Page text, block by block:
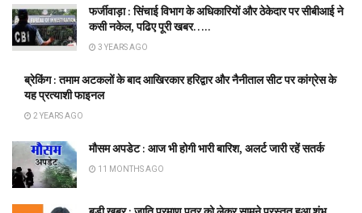
फर्जीवाड़ा : सिंचाई विभाग के अधिकारियों और ठेकेदार पर सीबीआई ने
कसी नकेल, पढिए पूरी खबर…..
3 YEARS AGO
ब्रेकिंग : तमाम अटकलों के बाद आखिरकार हरिद्वार और नैनीताल सीट पर कांग्रेस के
यह प्रत्याशी फाइनल
2 YEARS AGO
मौसम अपडेट : आज भी होगी भारी बारिश, अलर्ट जारी रहें सतर्क
11 MONTHS AGO